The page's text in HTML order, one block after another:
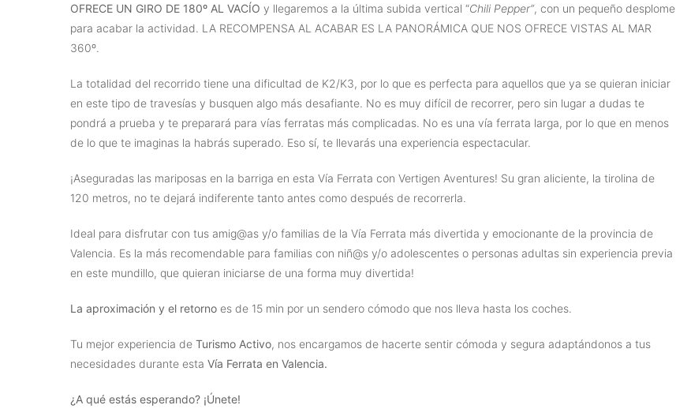
OFRECE UN GIRO DE 180º AL VACÍO y llegaremos a la última subida vertical “Chili Pepper”, con un pequeño desplome
para acabar la actividad. LA RECOMPENSA AL ACABAR ES LA PANORÁMICA QUE NOS OFRECE VISTAS AL MAR
360º.
La totalidad del recorrido tiene una dificultad de K2/K3, por lo que es perfecta para aquellos que ya se quieran iniciar
en este tipo de travesías y busquen algo más desafiante. No es muy difícil de recorrer, pero sin lugar a dudas te
pondrá a prueba y te preparará para vías ferratas más complicadas. No es una vía ferrata larga, por lo que en menos
de lo que te imaginas la habrás superado. Eso sí, te llevarás una experiencia espectacular.
¡Aseguradas las mariposas en la barriga en esta Vía Ferrata con Vertigen Aventures! Su gran aliciente, la tirolina de
120 metros, no te dejará indiferente tanto antes como después de recorrerla.
Ideal para disfrutar con tus amig@as y/o familias de la Vía Ferrata más divertida y emocionante de la provincia de
Valencia. Es la más recomendable para familias con niñ@s y/o adolescentes o personas adultas sin experiencia previa
en este mundillo, que quieran iniciarse de una forma muy divertida!
La aproximación y el retorno es de 15 min por un sendero cómodo que nos lleva hasta los coches.
Tu mejor experiencia de Turismo Activo, nos encargamos de hacerte sentir cómoda y segura adaptándonos a tus
necesidades durante esta Vía Ferrata en Valencia.
¿A qué estás esperando? ¡Únete!